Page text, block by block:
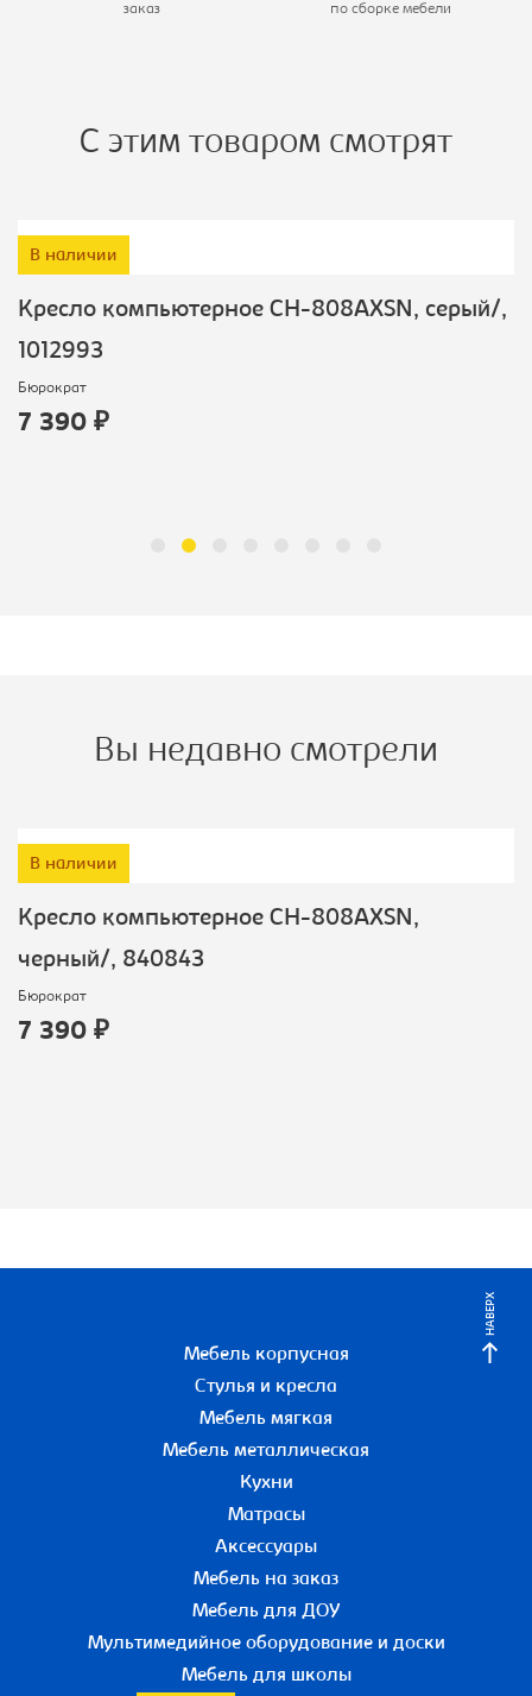
заказ
по сборке мебели
С этим товаром смотрят
В наличии
Кресло компьютерное CH-808AXSN, серый/,
1012993
Бюрократ
7 390 ₽
Вы недавно смотрели
В наличии
Кресло компьютерное CH-808AXSN,
черный/, 840843
Бюрократ
7 390 ₽
НАВЕРХ
Мебель корпусная
Стулья и кресла
Мебель мягкая
Мебель металлическая
Кухни
Матрасы
Аксессуары
Мебель на заказ
Мебель для ДОУ
Мультимедийное оборудование и доски
Мебель для школы